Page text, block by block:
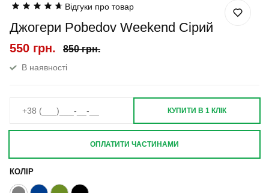
Відгуки про товар
Джогери Pobedov Weekend Сірий
550 грн. 850 грн.
В наявності
КОЛІР
КУПИТИ В 1 КЛІК
ОПЛАТИТИ ЧАСТИНАМИ